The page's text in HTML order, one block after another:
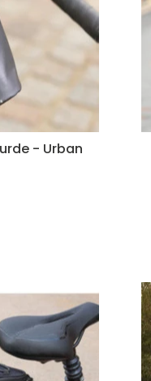
- Urban